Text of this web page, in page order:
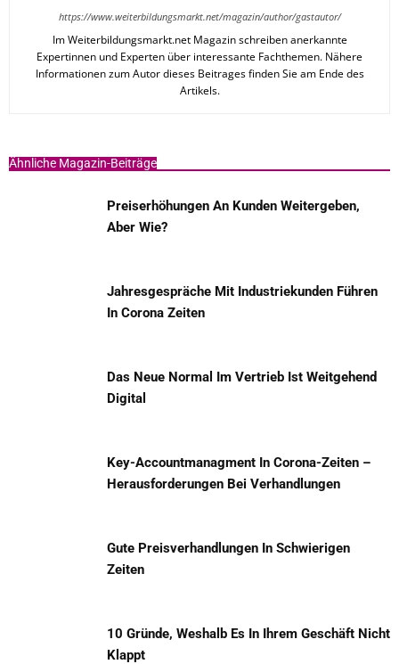
https://www.weiterbildungsmarkt.net/magazin/author/gastautor/
Im Weiterbildungsmarkt.net Magazin schreiben anerkannte
Expertinnen und Experten über interessante Fachthemen. Nähere
Informationen zum Autor dieses Beitrages finden Sie am Ende des
Artikels.
Ähnliche Magazin-Beiträge
Preiserhöhungen An Kunden Weitergeben,
Aber Wie?
Jahresgespräche Mit Industriekunden Führen
In Corona Zeiten
Das Neue Normal Im Vertrieb Ist Weitgehend
Digital
Key-Accountmanagment In Corona-Zeiten –
Herausforderungen Bei Verhandlungen
Gute Preisverhandlungen In Schwierigen
Zeiten
10 Gründe, Weshalb Es In Ihrem Geschäft Nicht
Klappt